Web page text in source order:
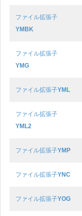
ファイル拡張子
YMBK
ファイル拡張子
YMG
ファイル拡張子YML
ファイル拡張子
YML2
ファイル拡張子YMP
ファイル拡張子YNC
ファイル拡張子YOG